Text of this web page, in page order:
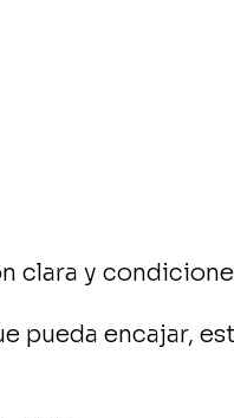
clara y
pueda encajar,